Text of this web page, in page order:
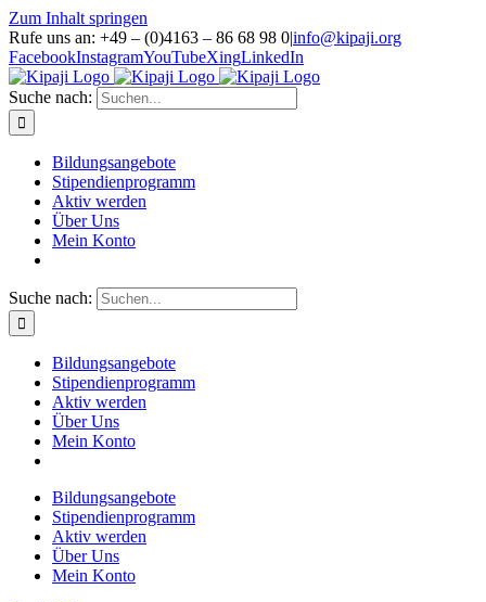
Zum Inhalt springen
Rufe uns an: +49 – (0)4163 – 86 68 98 0|info@kipaji.org
FacebookInstagramYouTubeXingLinkedIn
Suche nach:
Bildungsangebote
Stipendienprogramm
Aktiv werden
Über Uns
Mein Konto
Suche nach:
Bildungsangebote
Stipendienprogramm
Aktiv werden
Über Uns
Mein Konto
Bildungsangebote
Stipendienprogramm
Aktiv werden
Über Uns
Mein Konto